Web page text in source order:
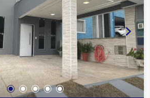
onde há ampla variedade de
bancos, farmácias e
20 minutos do
com fácil
público, escolas,
farmácias, padarias e diversos
praticidade para toda a